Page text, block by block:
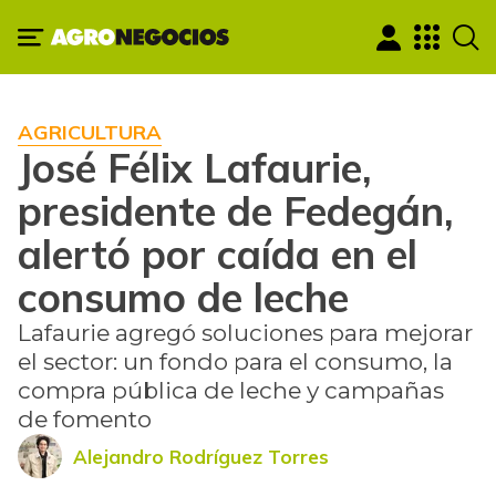
AGRICULTURA
José Félix Lafaurie,
presidente de Fedegán,
alertó por caída en el
consumo de leche
Lafaurie agregó soluciones para mejorar
el sector: un fondo para el consumo, la
compra pública de leche y campañas
de fomento
Alejandro Rodríguez Torres